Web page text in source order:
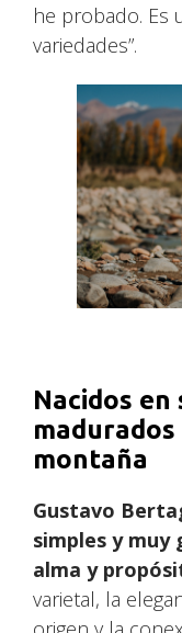
he probado. Es
variedades”.
Nacidos en
montaña
Gustavo
simples y muy
alma y
varietal, la